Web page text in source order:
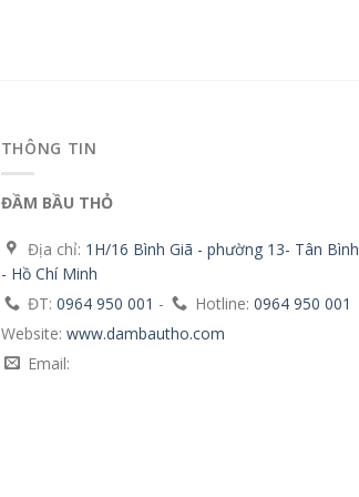
THÔNG TIN
ĐẦM BẦU THỎ
Địa chỉ: 1H/16 Bình Giã - phường 13- Tân Bình
- Hồ Chí Minh
ĐT: 0964 950 001 - Hotline: 0964 950 001
Website: www.dambautho.com
Email: